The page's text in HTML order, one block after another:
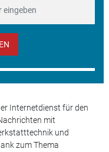
Internetdienst für den
mit
und
zum Thema